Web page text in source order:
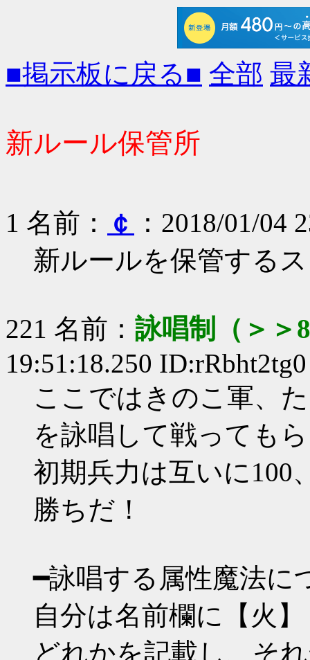
■掲示板に戻る■ 全部 最
新ルール保管所
1 名前： ￠
：2018/01/04
新ルールを保管する
221 名前： 詠唱制（＞＞
19:51:18.250 ID:rRbht2tg0
ここではきのこ軍、
を詠唱して戦っても
初期兵力は互いに100
勝ちだ！
━詠唱する属性魔法
自分は名前欄に【火
どれかを記載し、そ